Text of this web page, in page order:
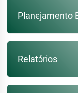
Planejamento
Relatórios